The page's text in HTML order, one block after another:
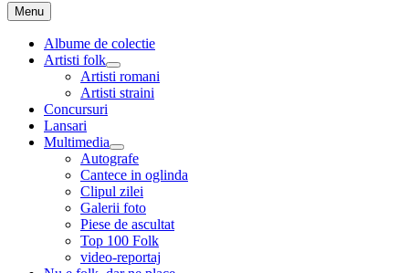
Menu Skip
to
content
Albume de colectie
Artisti folk
expand
child
menu
Artisti romani
Artisti straini
Concursuri
Lansari
Multimedia
expand
child
menu
Autografe
Cantece in oglinda
Clipul zilei
Galerii foto
Piese de ascultat
Top 100 Folk
video-reportaj